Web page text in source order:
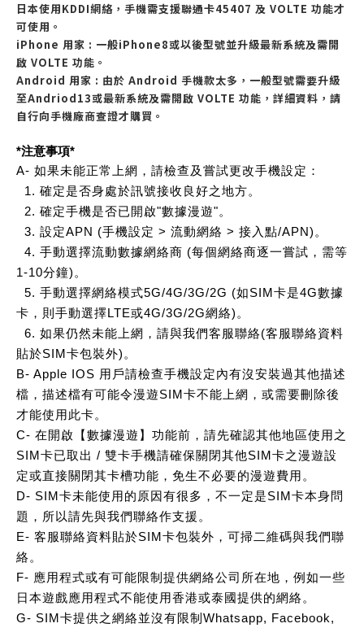
日本使用KDDI網絡，手機需支援聯通卡45407 及 VOLTE 功能才
可使用。
iPhone 用家 : 一般iPhone8或以後型號並升級最新系統及需開
啟 VOLTE 功能。
Android 用家 : 由於 Android 手機款太多，一般型號需要升級
至Andriod13或最新系統及需開啟 VOLTE 功能，詳細資料，請
自行向手機廠商查證才購買。
*注意事項*
A- 如果未能正常上網，請檢查及嘗試更改手機設定：
1. 確定是否身處於訊號接收良好之地方。
2. 確定手機是否已開啟"數據漫遊"。
3. 設定APN (手機設定 > 流動網絡 > 接入點/APN)。
4. 手動選擇流動數據網絡商 (每個網絡商逐一嘗試，需等
1-10分鐘)。
5. 手動選擇網絡模式5G/4G/3G/2G (如SIM卡是4G數據
卡，則手動選擇LTE或4G/3G/2G網絡)。
6. 如果仍然未能上網，請與我們客服聯絡(客服聯絡資料
貼於SIM卡包裝外)。
B- Apple IOS 用戶請檢查手機設定內有沒安裝過其他描述
檔，描述檔有可能令漫遊SIM卡不能上網，或需要刪除後
才能使用此卡。
C- 在開啟【數據漫遊】功能前，請先確認其他地區使用之
SIM卡已取出 / 雙卡手機請確保關閉其他SIM卡之漫遊設
定或直接關閉其卡槽功能，免生不必要的漫遊費用。
D- SIM卡未能使用的原因有很多，不一定是SIM卡本身問
題，所以請先與我們聯絡作支援。
E- 客服聯絡資料貼於SIM卡包裝外，可掃二維碼與我們聯
絡。
F- 應用程式或有可能限制提供網絡公司所在地，例如一些
日本遊戲應用程式不能使用香港或泰國提供的網絡。
G- SIM卡提供之網絡並沒有限制Whatsapp, Facebook,